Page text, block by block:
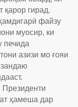
қарор гирад.
файзу
муосир, ки
печида
азизи мо ғояи
Президенти
ҳамеша дар